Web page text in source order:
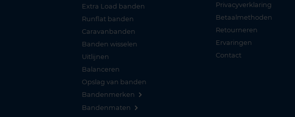
Extra Load banden
Runflat banden
Caravanbanden
Banden wisselen
Uitlijnen
Balanceren
Opslag van banden
Bandenmerken
Bandenmaten
Privacyverklaring
Betaalmethoden
Retourneren
Ervaringen
Contact